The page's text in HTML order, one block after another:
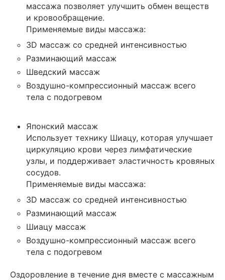
массажа позволяет улучшить обмен веществ
и кровообращение.
Применяемые виды массажа:
3D массаж со средней интенсивностью
Разминающий массаж
Шведский массаж
Воздушно-компрессионный массаж всего
тела с подогревом
Японский массаж
Использует технику Шиацу, которая улучшает
циркуляцию крови через лимфатические
узлы, и поддерживает эластичность кровяных
сосудов.
Применяемые виды массажа:
3D массаж со средней интенсивностью
Разминающий массаж
Шиацу массаж
Воздушно-компрессионный массаж всего
тела с подогревом
Оздоровление в течение дня вместе с массажным